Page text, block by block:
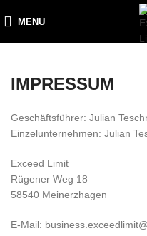
MENU
IMPRESSUM
Geschäftsführer: Julian
Einzelunternehmen: Julian
Exceed Limit
Rügener Weg 18
58540 Meinerzhagen
E-Mail: